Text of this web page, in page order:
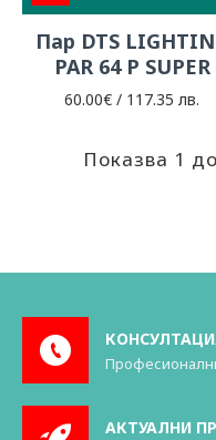
Пар DTS
PAR 64 P SUPER
60.00€ / 117.35 лв.
Показва 1
АКТУАЛНИ